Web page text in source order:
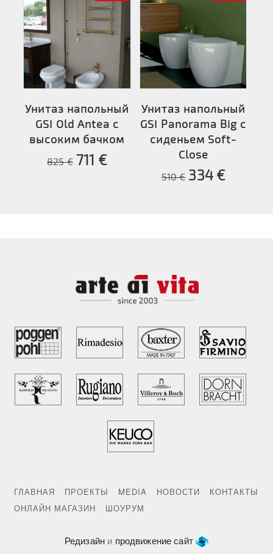
Унитаз напольный
GSI Old Antea с
высоким бачком
825€ 711 €
Унитаз напольный
GSI Panorama Big с
сиденьем Soft-
Close
510€ 334 €
ГЛАВНАЯ ПРОЕКТЫ MEDIA НОВОСТИ
КОНТАКТЫ
ОНЛАЙН МАГАЗИН
ШОУРУМ
Редизайн и продвижение сайт